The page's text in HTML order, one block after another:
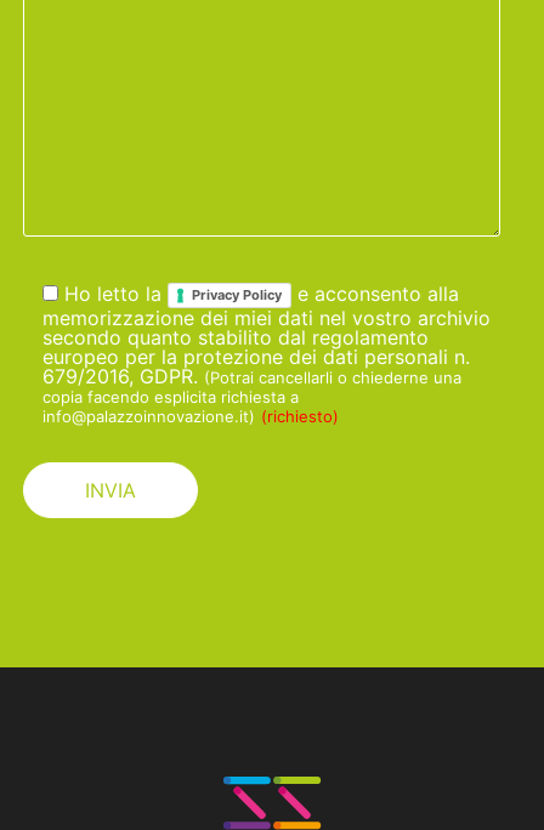
Ho letto la Privacy Policy e acconsento alla
memorizzazione dei miei dati nel vostro archivio
secondo quanto stabilito dal regolamento
europeo per la protezione dei dati personali n.
679/2016, GDPR. (Potrai cancellarli o chiederne una
copia facendo esplicita richiesta a
info@palazzoinnovazione.it) (richiesto)